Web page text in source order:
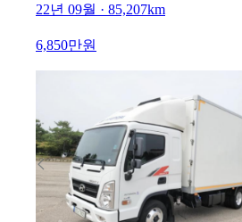
22년 09월 · 85,207km
6,850만원